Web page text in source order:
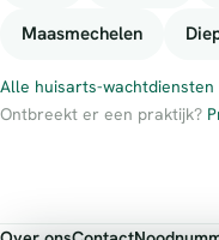
Maasmechelen
Alle huisarts-
Ontbreekt er een praktijk?